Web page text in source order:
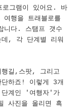
로그램이 있어요. 바
행을 트래블로를
니다. 스탬프 갯수
데, 각 단계별 리워
길,스팟, 그리고
하죠! 이렇게 3개
단계인 '여행자'가
사진을 올리면 흑